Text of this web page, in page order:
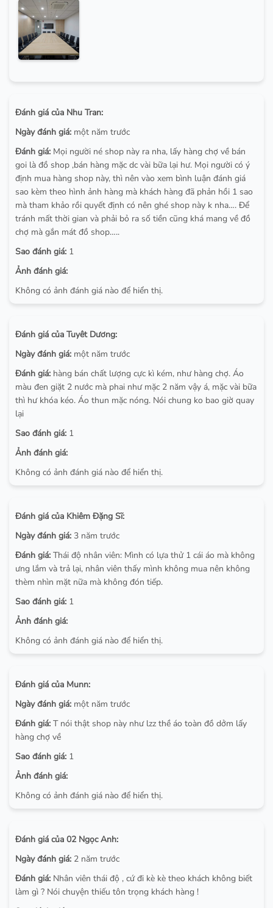
Đánh giá của Nhu Tran:
Ngày đánh giá: một năm trước
Đánh giá: Mọi người né shop này ra nha, lấy hàng chợ về bán
goi là đồ shop ,bán hàng mặc dc vài bữa lại hư. Mọi người có ý
định mua hàng shop này, thì nên vào xem bình luận đánh giá
sao kèm theo hình ảnh hàng mà khách hàng đã phản hồi 1 sao
mà tham khảo rồi quyết định có nên ghé shop này k nha…. Để
tránh mất thời gian và phải bỏ ra số tiền cũng khá mang về đồ
chợ mà gắn mát đồ shop…..
Sao đánh giá: 1
Ảnh đánh giá:
Không có ảnh đánh giá nào để hiển thị.
Đánh giá của Tuyêt Dương:
Ngày đánh giá: một năm trước
Đánh giá: hàng bán chất lượng cực kì kém, như hàng chợ. Áo
màu đen giặt 2 nước mà phai như mặc 2 năm vậy á, mặc vài bữa
thì hư khóa kéo. Áo thun mặc nóng. Nói chung ko bao giờ quay
lại
Sao đánh giá: 1
Ảnh đánh giá:
Không có ảnh đánh giá nào để hiển thị.
Đánh giá của Khiêm Đặng Sĩ:
Ngày đánh giá: 3 năm trước
Đánh giá: Thái độ nhân viên: Mình có lựa thử 1 cái áo mà không
ưng lắm và trả lại, nhân viên thấy mình không mua nên không
thèm nhìn mặt nữa mà không đón tiếp.
Sao đánh giá: 1
Ảnh đánh giá:
Không có ảnh đánh giá nào để hiển thị.
Đánh giá của Munn:
Ngày đánh giá: một năm trước
Đánh giá: T nói thật shop này như lzz thề áo toàn đồ dởm lấy
hàng chợ về
Sao đánh giá: 1
Ảnh đánh giá:
Không có ảnh đánh giá nào để hiển thị.
Đánh giá của 02 Ngọc Anh:
Ngày đánh giá: 2 năm trước
Đánh giá: Nhân viên thái độ , cứ đi kè kè theo khách không biết
làm gì ? Nói chuyện thiếu tôn trọng khách hàng !